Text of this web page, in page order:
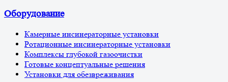
Оборудование
Камерные инсинераторные установки
Ротационные инсинераторные установки
Комплексы глубокой газоочистки
Готовые концептуальные решения
Установки для обезвреживания